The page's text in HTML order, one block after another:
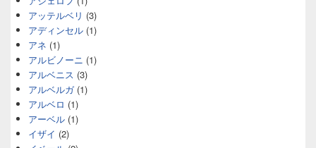
アッテルベリ (3)
アディンセル (1)
アネ (1)
アルビノーニ (1)
アルベニス (3)
アルベルガ(1)
アルベロ (1)
アーベル (1)
イザイ (2)